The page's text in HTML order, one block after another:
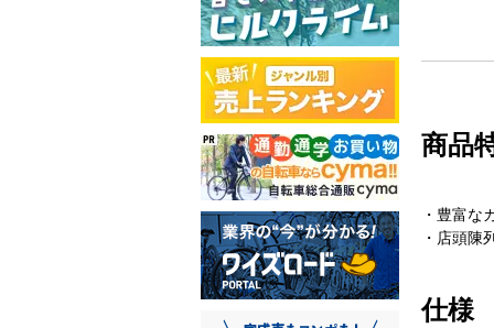
商品
・豊富な
・店頭陳
仕様